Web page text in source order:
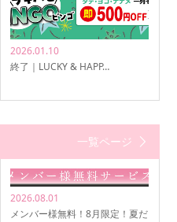
2026.01.10
終了｜LUCKY & HAPP…
一覧ページ
2026.08.01
メンバー様無料！8月限定！夏だ